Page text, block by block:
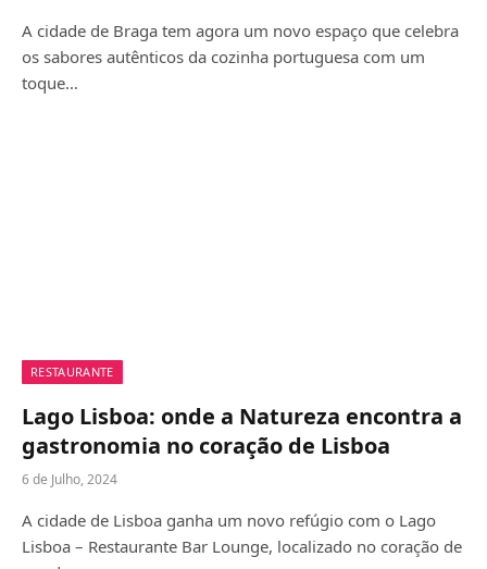
A cidade de Braga tem agora um novo espaço que celebra
os sabores autênticos da cozinha portuguesa com um
toque…
RESTAURANTE
Lago Lisboa: onde a Natureza encontra a
gastronomia no coração de Lisboa
6 de Julho, 2024
A cidade de Lisboa ganha um novo refúgio com o Lago
Lisboa – Restaurante Bar Lounge, localizado no coração de